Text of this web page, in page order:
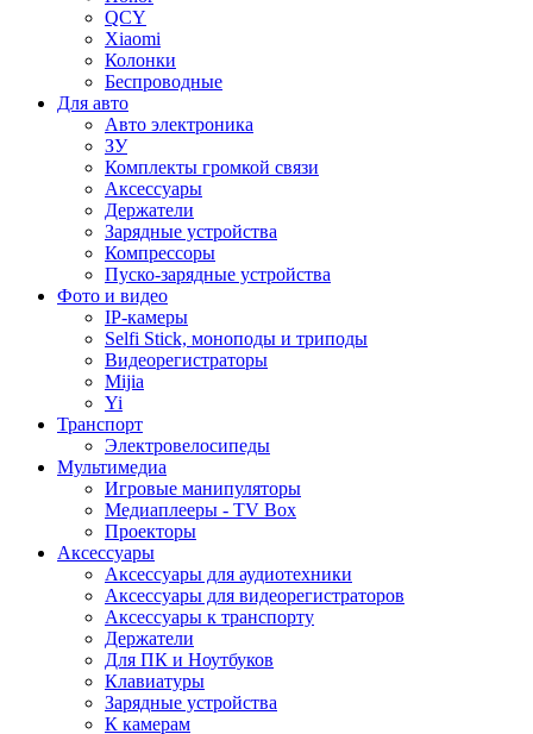
QCY
Xiaomi
Колонки
Беспроводные
Для авто
Авто электроника
ЗУ
Комплекты громкой связи
Аксессуары
Держатели
Зарядные устройства
Компрессоры
Пуско-зарядные устройства
Фото и видео
IP-камеры
Selfi Stick, моноподы и триподы
Видеорегистраторы
Mijia
Yi
Транспорт
Электровелосипеды
Мультимедиа
Игровые манипуляторы
Медиаплееры - TV Box
Проекторы
Аксессуары
Аксессуары для аудиотехники
Аксессуары для видеорегистраторов
Аксессуары к транспорту
Держатели
Для ПК и Ноутбуков
Клавиатуры
Зарядные устройства
К камерам